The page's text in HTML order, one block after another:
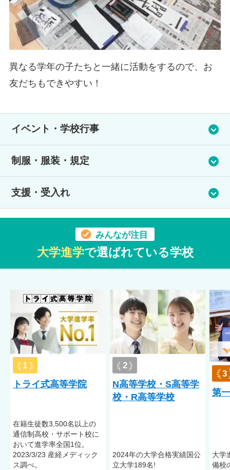
異なる学年の子たちと一緒に活動をするので、お
友だちもできやすい！
イベント・学校行事
の作りや調理など様々な経験をすることで新しい自分を発見
制服・服装・規定
すが、個性を発揮できる居場所となるように生徒のやりたいこ
支援・受入れ
支援体制
生徒や保護者への面談を定期的に実施
不登校／注意欠陥多動性障害（ADHD）／学習障害（LD）／起
立性調節障害／身体障害
※受入実績は、受入れを確定するものではありません。症状に
よって異なりますので、詳しくは学校へお問い合わせくださ
い。
みんなが注目
大学進学で選ばれている学校
1
トライ式高等学院
在籍⽣徒数3,500名以上の
通信制⾼校・サポート校に
おいて進学率全国1位。
2023/3/23 産経メディック
ス調べ。
2
N高等学校・S高等学
校・R高等学校
2024年の大学合格実績国公
立大学189名!
3
第
大学
備校